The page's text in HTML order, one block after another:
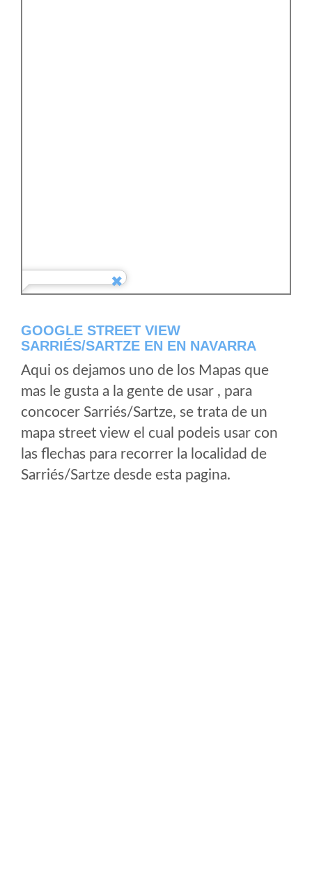
GOOGLE STREET VIEW
SARRIÉS/SARTZE EN EN NAVARRA
Aqui os dejamos uno de los Mapas que
mas le gusta a la gente de usar , para
concocer Sarriés/Sartze, se trata de un
mapa street view el cual podeis usar con
las flechas para recorrer la localidad de
Sarriés/Sartze desde esta pagina.